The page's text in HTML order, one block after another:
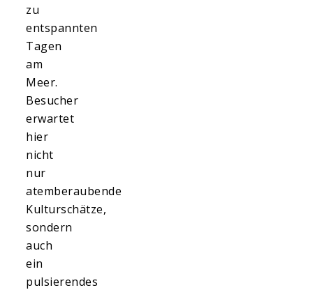
zu
entspannten
Tagen
am
Meer.
Besucher
erwartet
hier
nicht
nur
atemberaubende
Kulturschätze,
sondern
auch
ein
pulsierendes